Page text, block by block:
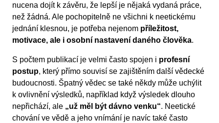
nucena dojít k závěru, že lepší je nějaká vydaná práce,
než žádná. Ale pochopitelně ne všichni k neetickému
jednání klesnou, je potřeba nejenom příležitost,
motivace, ale i osobní nastavení daného člověka.
S počtem publikací je velmi často spojen i profesní
postup, který přímo souvisí se zajištěním další vědecké
budoucnosti. Špatný vědec se také někdy může uchýlit
k ovlivnění výsledků, například když výsledek dlouho
nepřichází, ale „už měl být dávno venku“. Neetické
chování ve vědě a jeho vnímání je navíc také často